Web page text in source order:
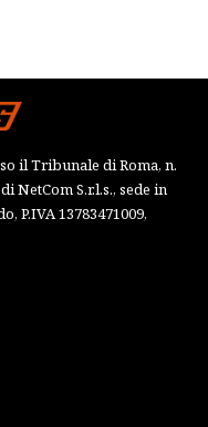
il Tribunale di Roma, n.
NetCom S.r.l.s., sede in
P.IVA 13783471009,